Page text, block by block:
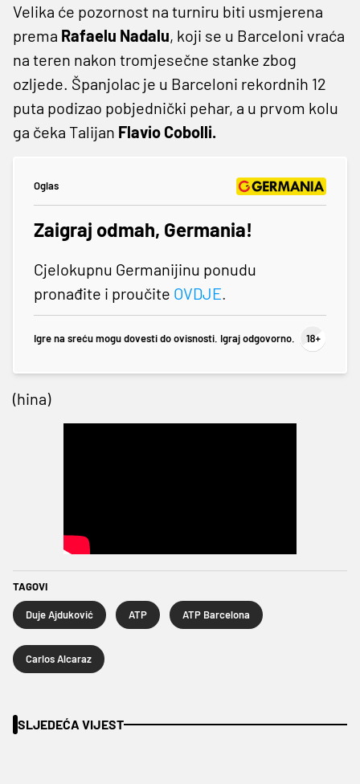
Velika će pozornost na turniru biti usmjerena
prema Rafaelu Nadalu, koji se u Barceloni vraća
na teren nakon tromjesečne stanke zbog
ozljede. Španjolac je u Barceloni rekordnih 12
puta podizao pobjednički pehar, a u prvom kolu
ga čeka Talijan Flavio Cobolli.
Oglas
Zaigraj odmah, Germania!
Cjelokupnu Germanijinu ponudu
pronađite i proučite OVDJE.
Igre na sreću mogu dovesti do ovisnosti. Igraj odgovorno.
(hina)
TAGOVI
Duje Ajduković ATP ATP Barcelona
Carlos Alcaraz
SLJEDEĆA VIJEST